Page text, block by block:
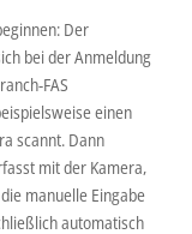
Der
bei der Anmeldung
FAS
einen
scannt. Dann
mit der Kamera,
manuelle Eingabe
automatisch